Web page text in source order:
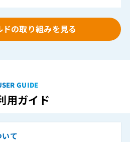
ドの取り組みを見る
GUIDE
用ガイド
て